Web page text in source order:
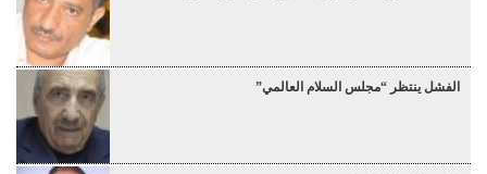
الفشل ينتظر “مجلس السلام العالمي”